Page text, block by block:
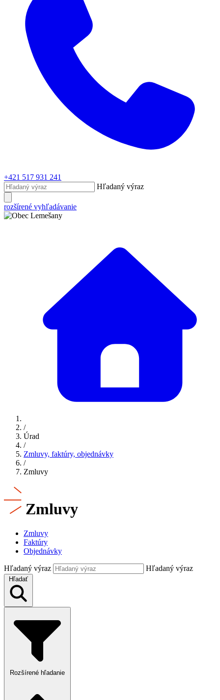
+421 517 931 241
Hľadaný výraz
rozšírené vyhľadávanie
/
Úrad
/
Zmluvy, faktúry, objednávky
/
Zmluvy
Zmluvy
Zmluvy
Faktúry
Objednávky
Hľadaný výraz Hľadaný výraz
Hľadať
Rozšírené hľadanie